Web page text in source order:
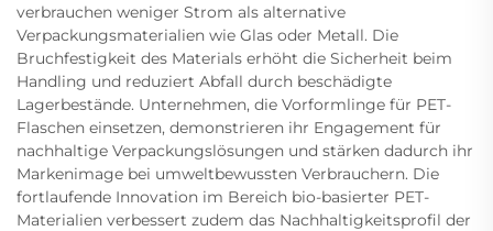
verbrauchen weniger Strom als alternative
Verpackungsmaterialien wie Glas oder Metall. Die
Bruchfestigkeit des Materials erhöht die Sicherheit beim
Handling und reduziert Abfall durch beschädigte
Lagerbestände. Unternehmen, die Vorformlinge für PET-
Flaschen einsetzen, demonstrieren ihr Engagement für
nachhaltige Verpackungslösungen und stärken dadurch ihr
Markenimage bei umweltbewussten Verbrauchern. Die
fortlaufende Innovation im Bereich bio-basierter PET-
Materialien verbessert zudem das Nachhaltigkeitsprofil der